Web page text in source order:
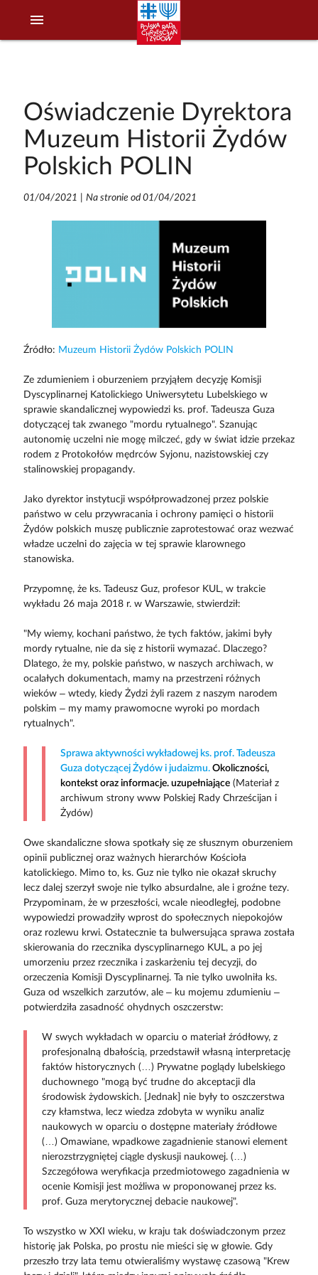
menu
Oświadczenie Dyrektora
Muzeum Historii Żydów
Polskich POLIN
01/04/2021 Na stronie od 01/04/2021
Źródło: Muzeum Historii Żydów Polskich POLIN
Ze zdumieniem i oburzeniem przyjąłem decyzję Komisji
Dyscyplinarnej Katolickiego Uniwersytetu Lubelskiego w
sprawie skandalicznej wypowiedzi ks. prof. Tadeusza Guza
dotyczącej tak zwanego "mordu rytualnego". Szanując
autonomię uczelni nie mogę milczeć, gdy w świat idzie przekaz
rodem z Protokołów mędrców Syjonu, nazistowskiej czy
stalinowskiej propagandy.
Jako dyrektor instytucji współprowadzonej przez polskie
państwo w celu przywracania i ochrony pamięci o historii
Żydów polskich muszę publicznie zaprotestować oraz wezwać
władze uczelni do zajęcia w tej sprawie klarownego
stanowiska.
Przypomnę, że ks. Tadeusz Guz, profesor KUL, w trakcie
wykładu 26 maja 2018 r. w Warszawie, stwierdził:
"My wiemy, kochani państwo, że tych faktów, jakimi były
mordy rytualne, nie da się z historii wymazać. Dlaczego?
Dlatego, że my, polskie państwo, w naszych archiwach, w
ocalałych dokumentach, mamy na przestrzeni różnych
wieków – wtedy, kiedy Żydzi żyli razem z naszym narodem
polskim – my mamy prawomocne wyroki po mordach
rytualnych".
Sprawa aktywności wykładowej ks. prof. Tadeusza
Guza dotyczącej Żydów i judaizmu.Okoliczności,
kontekst oraz informacje. uzupełniające(Materiał z
archiwum strony www Polskiej Rady Chrześcijan i
Żydów)
Owe skandaliczne słowa spotkały się ze słusznym oburzeniem
opinii publicznej oraz ważnych hierarchów Kościoła
katolickiego. Mimo to, ks. Guz nie tylko nie okazał skruchy
lecz dalej szerzył swoje nie tylko absurdalne, ale i groźne tezy.
Przypominam, że w przeszłości, wcale nieodległej, podobne
wypowiedzi prowadziły wprost do społecznych niepokojów
oraz rozlewu krwi. Ostatecznie ta bulwersująca sprawa została
skierowania do rzecznika dyscyplinarnego KUL, a po jej
umorzeniu przez rzecznika i zaskarżeniu tej decyzji, do
orzeczenia Komisji Dyscyplinarnej. Ta nie tylko uwolniła ks.
Guza od wszelkich zarzutów, ale – ku mojemu zdumieniu –
potwierdziła zasadność ohydnych oszczerstw:
W swych wykładach w oparciu o materiał źródłowy, z
profesjonalną dbałością, przedstawił własną interpretację
faktów historycznych (…) Prywatne poglądy lubelskiego
duchownego "mogą być trudne do akceptacji dla
środowisk żydowskich. [Jednak] nie były to oszczerstwa
czy kłamstwa, lecz wiedza zdobyta w wyniku analiz
naukowych w oparciu o dostępne materiały źródłowe
(…) Omawiane, wpadkowe zagadnienie stanowi element
nierozstrzygniętej ciągle dyskusji naukowej. (…)
Szczegółowa weryfikacja przedmiotowego zagadnienia w
ocenie Komisji jest możliwa w proponowanej przez ks.
prof. Guza merytorycznej debacie naukowej".
To wszystko w XXI wieku, w kraju tak doświadczonym przez
historię jak Polska, po prostu nie mieści się w głowie. Gdy
przeszło trzy lata temu otwieraliśmy wystawę czasową "Krew